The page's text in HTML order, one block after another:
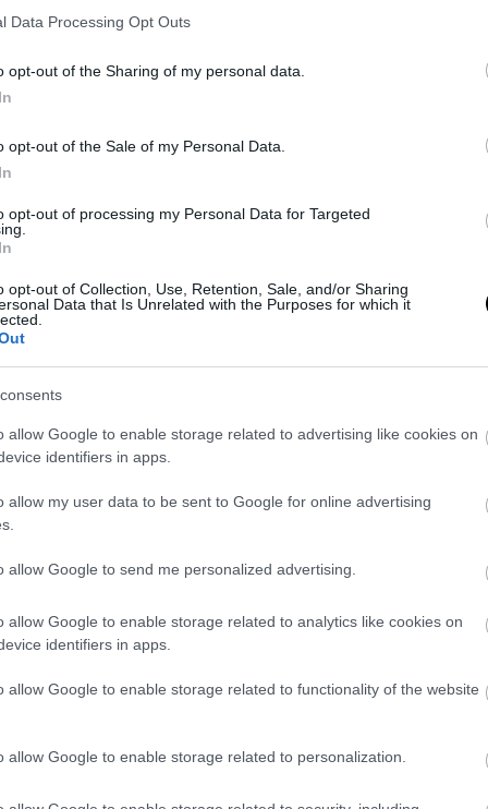
Data Processing Opt Outs
opt-out of the Sharing of my personal data.
opt-out of the Sale of my Personal Data.
opt-out of processing my Personal Data for Targeted
opt-out of Collection, Use, Retention, Sale, and/or Sharing
Data that Is Unrelated with the Purposes for which it
allow Google to enable storage related to advertising like cookies on
identifiers in apps.
allow my user data to be sent to Google for online advertising
allow Google to send me personalized advertising.
allow Google to enable storage related to analytics like cookies on
identifiers in apps.
allow Google to enable storage related to functionality of the website
allow Google to enable storage related to personalization.
σταλεί για εργαστηριακή εξέταση.
αίσθηση προκαλεί η εικόνα που αντίκρισαν
στο σημείο, καθώς ο σκύλος του θύματος
μετά την επίθεση, αρνούμενος να
μαρτυρίες, το ζώο βρισκόταν σε κατάσταση
κάτω από το χέρι του νεκρού, ενώ
να μετακινηθεί δεν εγκατέλειπε τον
της περιοχής εκδήλωσαν ενδιαφέρον για τη
αρχές να δρομολογούν τις προβλεπόμενες
του φιλοξενία.
βρίσκεται σε πλήρη εξέλιξη από την
καταθέσεις και υλικό από το σημείο,
εν ψυχρώ εκτέλεσης.
έθεσε σε εφαρμογή νέα οδηγία: «Όποιος
εξηγεί: Έτσι οι ηθοποιοί «φρενάρουν» τον
τη διάρκεια ερωτικών σκηνών
από το Λονδίνο συνοδεία αστυνομικών η
για την Marfin
Ακολουθήστε το pronews.gr στο Google News και